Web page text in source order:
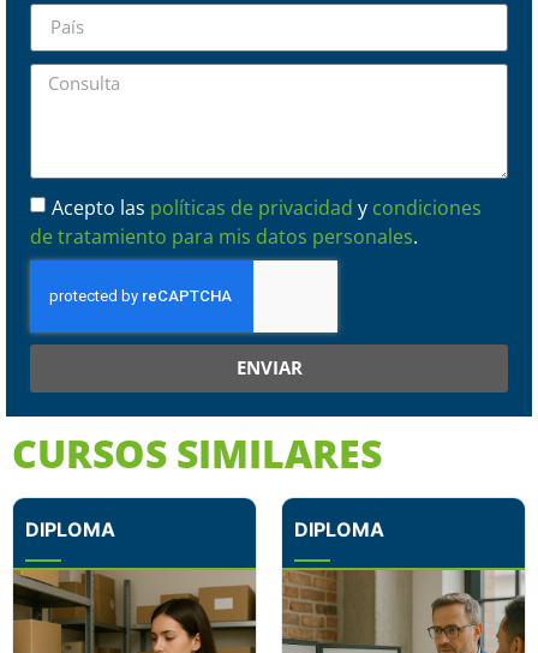
Acepto las políticas de privacidad y condiciones
de tratamiento para mis datos personales.
ENVIAR
CURSOS SIMILARES
DIPLOMA DIPLOMA